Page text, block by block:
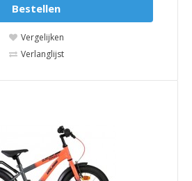
Bestellen
Vergelijken
Verlanglijst